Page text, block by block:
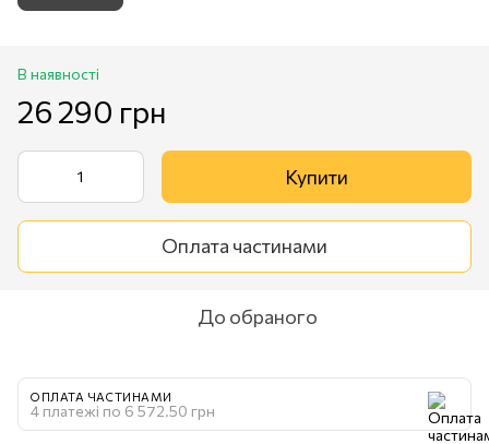
В наявності
26 290 грн
Купити
Оплата частинами
До обраного
ОПЛАТА ЧАСТИНАМИ
4 платежі по 6 572.50 грн